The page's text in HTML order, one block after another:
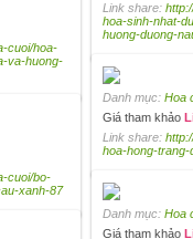
Link share:
hoa-sinh-nhat-
huong-duong-
cuoi/hoa-
va-huong-
Danh mục: Hoa
Giá tham khảo
Link share:
hoa-hong-trang-
cuoi/bo-
xanh-87
Danh mục: Hoa
Giá tham khảo